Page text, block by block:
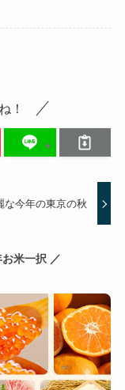
！
な今年の東京の秋
米一択 ／